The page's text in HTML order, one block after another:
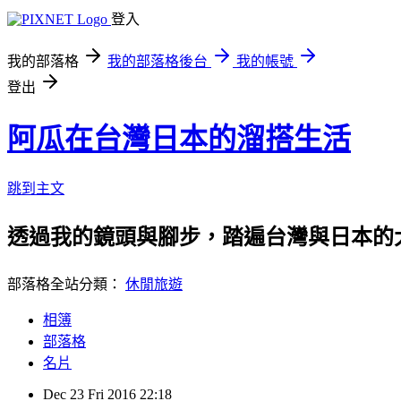
登入
我的部落格 我的部落格後台
我的帳號
登出
阿瓜在台灣日本的溜搭生活
跳到主文
透過我的鏡頭與腳步，踏遍台灣與日本的
部落格全站分類： 休閒旅遊
相簿
部落格
名片
Dec 23 Fri 2016 22:18